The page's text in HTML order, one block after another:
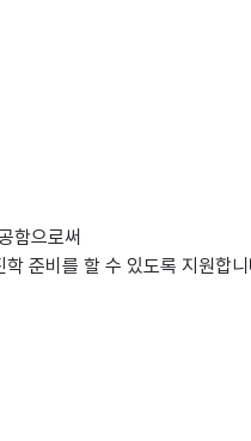
함으로써
준비를 할 수 있도록 지원합